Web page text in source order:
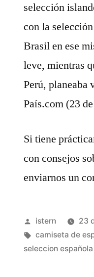
selección
con la
Brasil en ese
leve, mientras
Perú,
País.com (23
Si tiene
con consejos
enviarnos un
Publicado
por
istern 23
Etiquetas:
camiseta de
seleccion